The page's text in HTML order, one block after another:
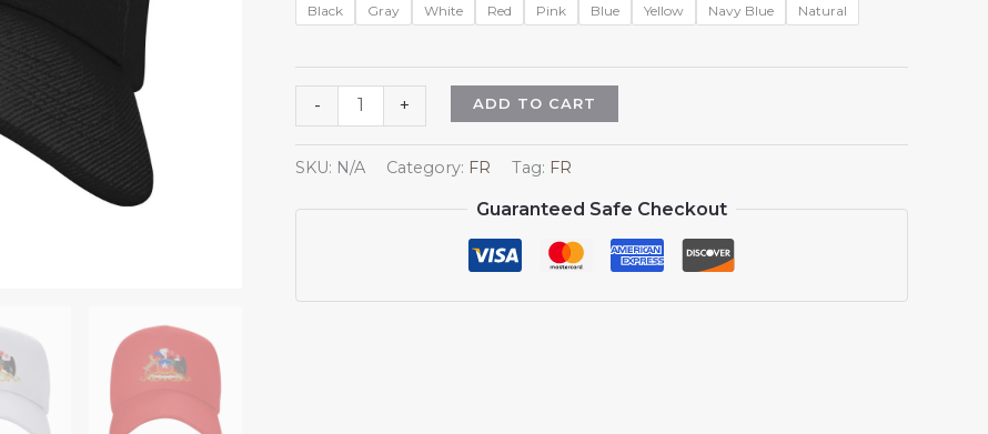
Black Gray White Red Pink Blue Yellow Navy Blue Natural
-
Casquette
Chili
et
du
+ ADD TO CART
SKU: N/A Category: FR Tag: FR
Guaranteed Safe Checkout